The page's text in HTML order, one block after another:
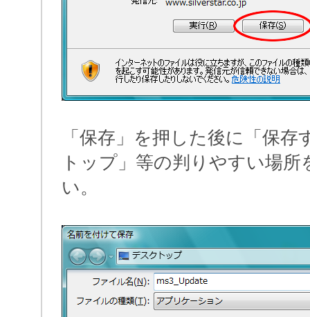
「保存」を押した後に「保
トップ」等の判りやすい場所
い。